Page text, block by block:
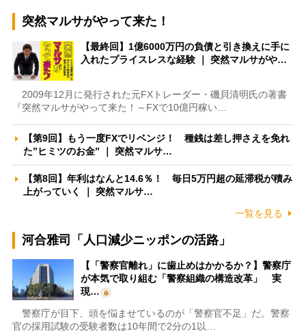
突然マルサがやって来た！
【最終回】1億6000万円の負債と引き換えに手に
入れたプライスレスな経験 ｜ 突然マルサがや…
2009年12月に発行された元FXトレーダー・磯貝清明氏の著書
『突然マルサがやって来た！～FXで10億円稼い…
【第9回】もう一度FXでリベンジ！ 種銭は差し押さえを免れ
た”ヒミツのお金” ｜ 突然マルサ…
【第8回】年利はなんと14.6％！ 毎日5万円超の延滞税が積み
上がっていく ｜ 突然マルサ…
一覧を見る
河合雅司「人口減少ニッポンの活路」
【「警察官離れ」に歯止めはかかるか？】警察庁
が本気で取り組む「警察組織の構造改革」 実
現…
警察庁が目下、頭を悩ませているのが「警察官不足」だ。警察
官の採用試験の受験者数は10年間で2分の1以…